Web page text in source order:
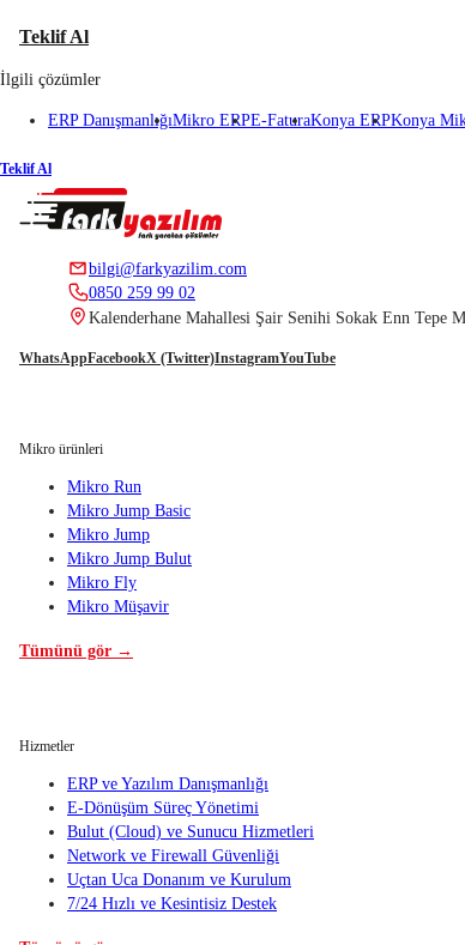
Teklif Al
İlgili çözümler
ERP DanışmanlığıMikro ERPE-FaturaKonya ERPKonya
Teklif Al
bilgi@farkyazilim.com
0850 259 99 02
Kalenderhane Mahallesi Şair Senihi Sokak Enn
WhatsAppFacebookX (Twitter)InstagramYouTube
Mikro ürünleri
Mikro Run
Mikro Jump Basic
Mikro Jump
Mikro Jump Bulut
Mikro Fly
Mikro Müşavir
Tümünü gör →
Hizmetler
ERP ve Yazılım Danışmanlığı
E-Dönüşüm Süreç Yönetimi
Bulut (Cloud) ve Sunucu Hizmetleri
Network ve Firewall Güvenliği
Uçtan Uca Donanım ve Kurulum
7/24 Hızlı ve Kesintisiz Destek